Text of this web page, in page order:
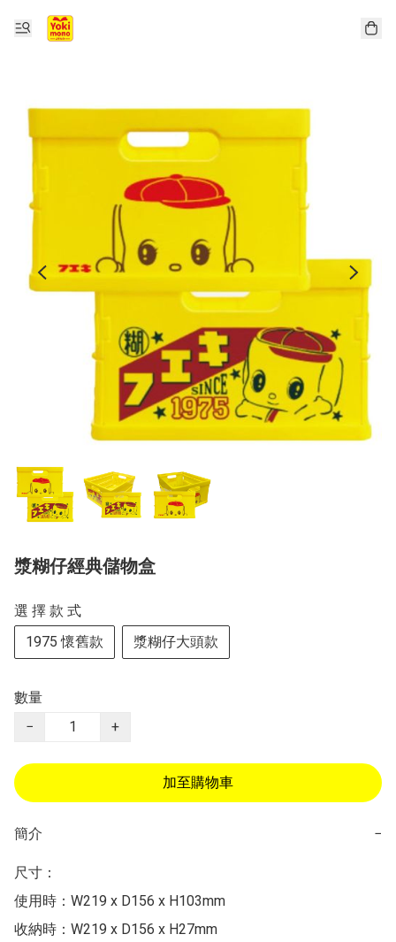
漿糊仔經典儲物盒
選 擇 款 式
1975 懷舊款
漿糊仔大頭款
數量
−
+
加至購物車
簡介 −
尺寸：
使用時：W219 x D156 x H103mm
收納時：W219 x D156 x H27mm